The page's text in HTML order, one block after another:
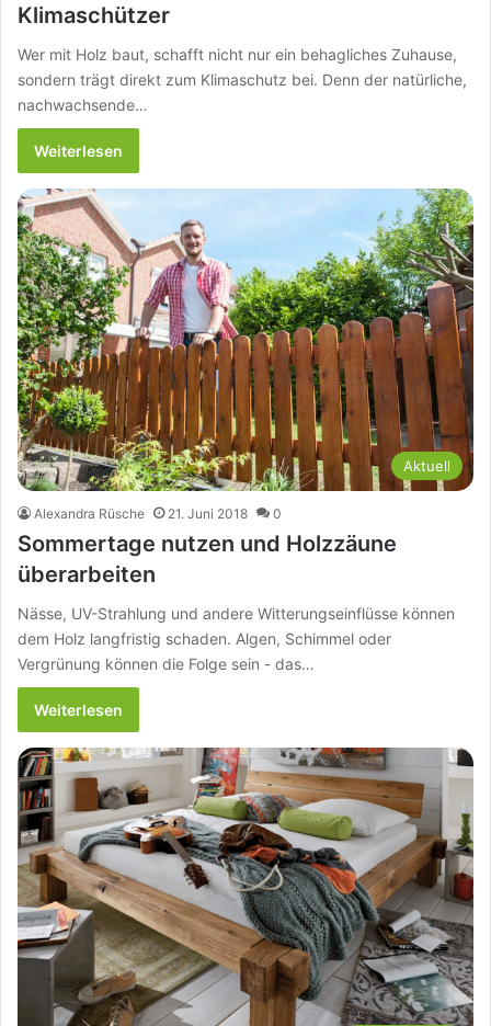
Klimaschützer
Wer mit Holz baut, schafft nicht nur ein behagliches Zuhause,
sondern trägt direkt zum Klimaschutz bei. Denn der natürliche,
nachwachsende…
Weiterlesen
Aktuell
Alexandra Rüsche 21. Juni 2018 0
Sommertage nutzen und Holzzäune
überarbeiten
Nässe, UV-Strahlung und andere Witterungseinflüsse können
dem Holz langfristig schaden. Algen, Schimmel oder
Vergrünung können die Folge sein - das…
Weiterlesen